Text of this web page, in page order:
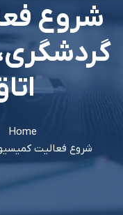
شروع
Home
شروع فعاليت